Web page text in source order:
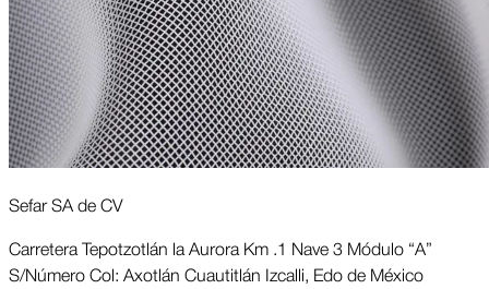
Sefar SA de CV
Carretera Tepotzotlán la Aurora Km .1 Nave 3 Módulo “A”
S/Número Col: Axotlán Cuautitlán Izcalli, Edo de México